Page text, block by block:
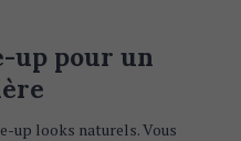
up pour un
up looks naturels. Vous